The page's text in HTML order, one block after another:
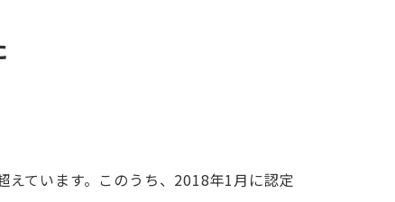
ています。このうち、2018年1月に認定